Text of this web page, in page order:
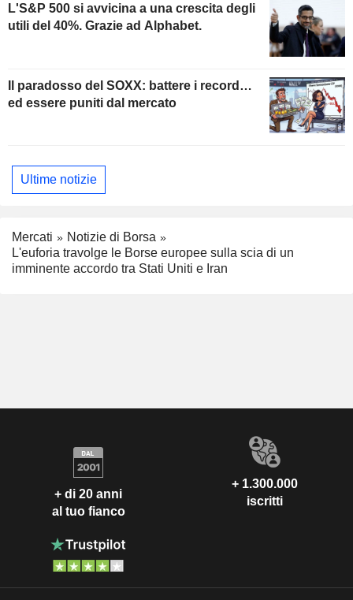
L'S&P 500 si avvicina a una crescita degli
utili del 40%. Grazie ad Alphabet.
Il paradosso del SOXX: battere i record…
ed essere puniti dal mercato
Ultime notizie
Mercati
Notizie di Borsa
L'euforia travolge le Borse europee sulla scia di un
imminente accordo tra Stati Uniti e Iran
+ di 20 anni
al tuo fianco
+ 1.300.000
iscritti